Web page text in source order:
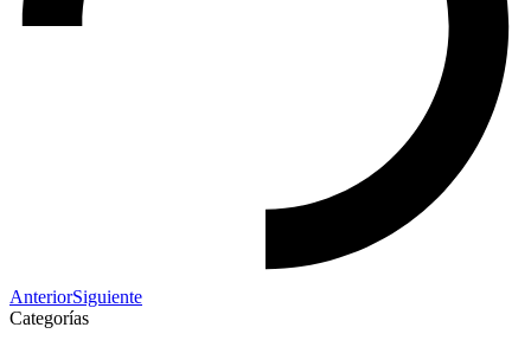
AnteriorSiguiente
Categorías